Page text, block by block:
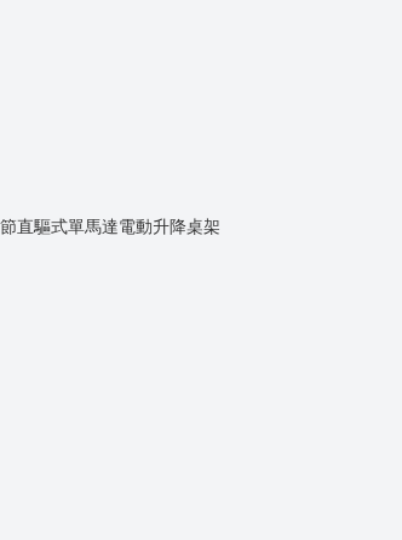
直驅式單馬達電動升降桌架